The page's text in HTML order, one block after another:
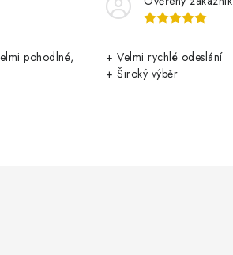
pohodlné,
+ Velmi rychlé odeslání
+ Široký výběr